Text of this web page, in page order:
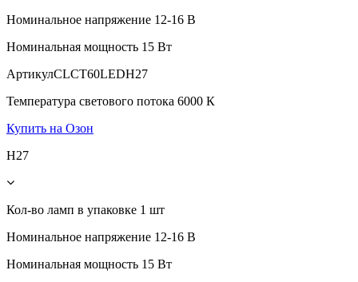
Номинальное напряжение 12-16 В
Номинальная мощность 15 Вт
АртикулCLCT60LEDH27
Температура светового потока 6000 К
Купить на Озон
H27
Кол-во ламп в упаковке 1 шт
Номинальное напряжение 12-16 В
Номинальная мощность 15 Вт